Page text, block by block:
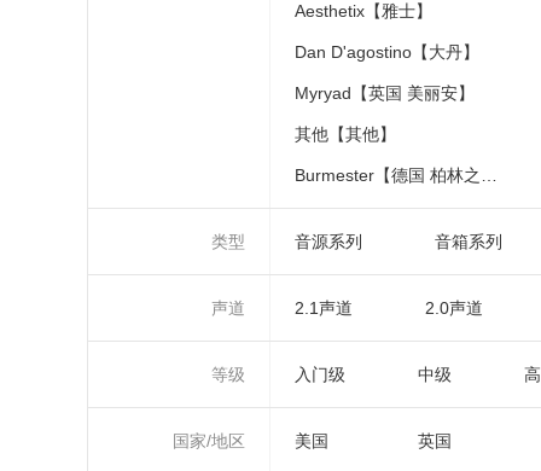
Aesthetix【雅士】
Dan D'agostino【大丹】
Myryad【英国 美丽安】
其他【其他】
类型 音源系列 音箱系列
声道 2.1声道 2.0声道
等级 入门级 中级
国家/地区 美国 英国